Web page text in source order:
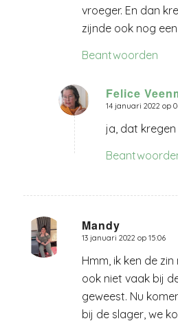
vroeger. En dan
zijnde ook nog
Beantwoorden
Felice
zegt:
14 januari 2022 op
ja, dat kregen
Mandy
zegt:
13 januari 2022 op 15:06
Hmm, ik ken de zin
ook niet vaak bij
geweest. Nu
bij de slager, we